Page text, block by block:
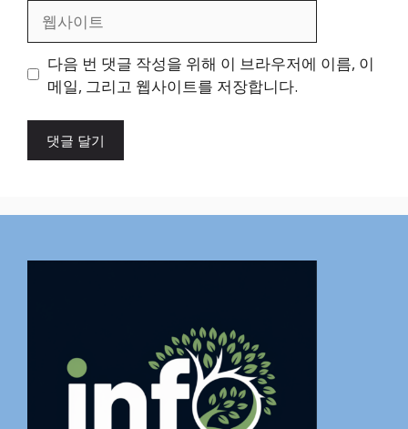
트
다음 번 댓글 작성을 위해 이 브라우저에 이름, 이
메일, 그리고 웹사이트를 저장합니다.